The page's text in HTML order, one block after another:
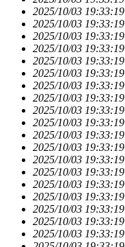
2025/10/03 19:33:19
2025/10/03 19:33:19
2025/10/03 19:33:19
2025/10/03 19:33:19
2025/10/03 19:33:19
2025/10/03 19:33:19
2025/10/03 19:33:19
2025/10/03 19:33:19
2025/10/03 19:33:19
2025/10/03 19:33:19
2025/10/03 19:33:19
2025/10/03 19:33:19
2025/10/03 19:33:19
2025/10/03 19:33:19
2025/10/03 19:33:19
2025/10/03 19:33:19
2025/10/03 19:33:19
2025/10/03 19:33:19
2025/10/03 19:33:19